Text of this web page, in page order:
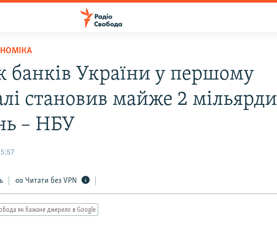
банків України у першому
становив майже 2 мільярди
– НБУ
Читати без VPN
як бажане джерело в Google